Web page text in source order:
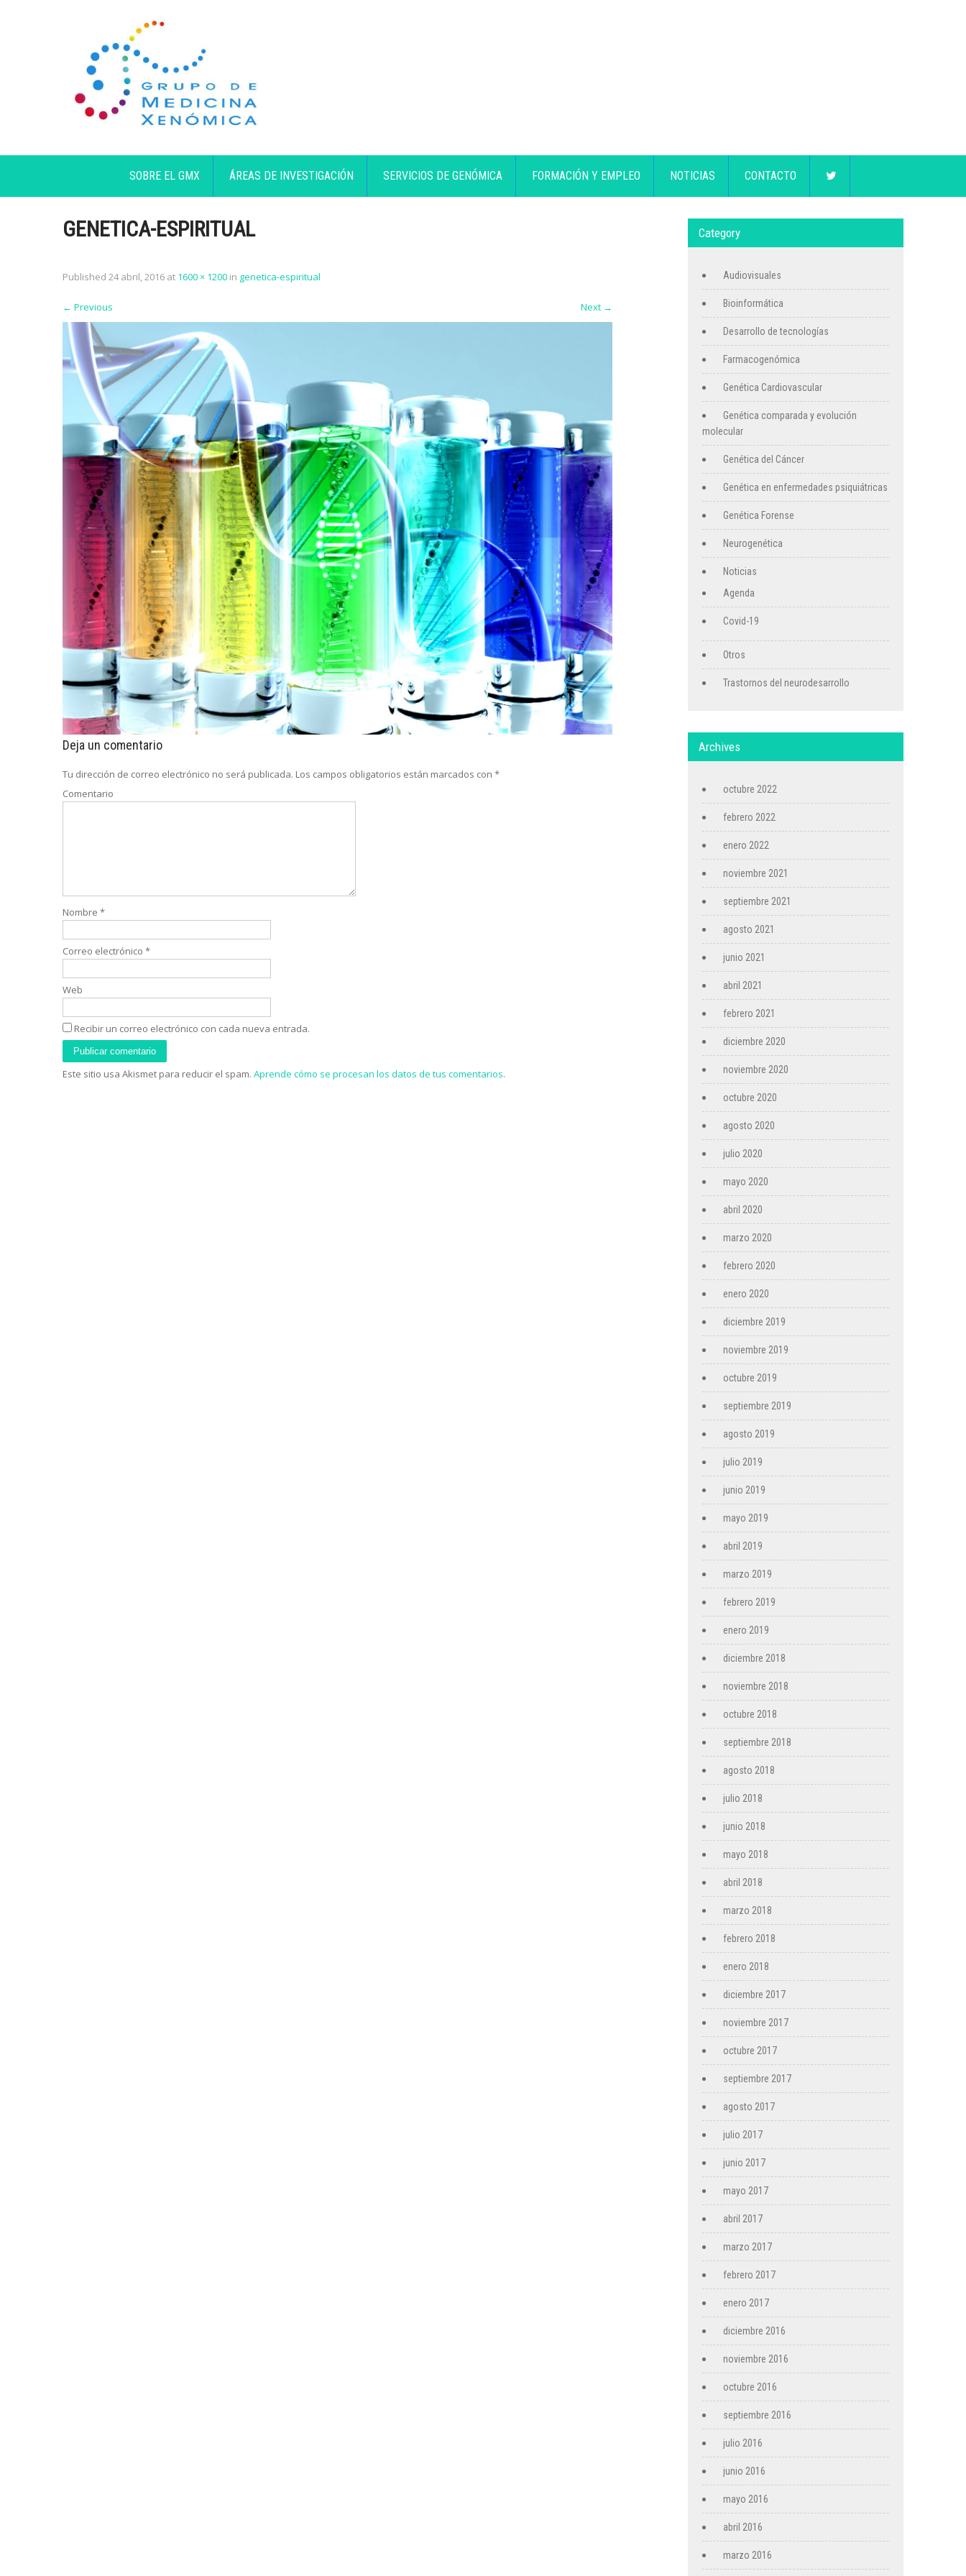
SOBRE EL GMX ÁREAS DE INVESTIGACIÓN SERVICIOS DE GENÓMICA FORMACIÓN Y EMPLEO NOTICIAS CONTACTO
GENETICA-ESPIRITUAL
Published 24 abril, 2016 at 1600 × 1200 in genetica-espiritual
← Previous Next →
Deja un comentario
Tu dirección de correo electrónico no será publicada. Los campos obligatorios están marcados con *
Comentario
Nombre *
Correo electrónico *
Web
Recibir un correo electrónico con cada nueva entrada.
Este sitio usa Akismet para reducir el spam. Aprende cómo se procesan los datos de tus comentarios.
Category
Audiovisuales
Bioinformática
Desarrollo de tecnologías
Farmacogenómica
Genética Cardiovascular
Genética comparada y evolución
molecular
Genética del Cáncer
Genética en enfermedades psiquiátricas
Genética Forense
Neurogenética
Noticias
Agenda
Covid-19
Otros
Trastornos del neurodesarrollo
Archives
octubre 2022
febrero 2022
enero 2022
noviembre 2021
septiembre 2021
agosto 2021
junio 2021
abril 2021
febrero 2021
diciembre 2020
noviembre 2020
octubre 2020
agosto 2020
julio 2020
mayo 2020
abril 2020
marzo 2020
febrero 2020
enero 2020
diciembre 2019
noviembre 2019
octubre 2019
septiembre 2019
agosto 2019
julio 2019
junio 2019
mayo 2019
abril 2019
marzo 2019
febrero 2019
enero 2019
diciembre 2018
noviembre 2018
octubre 2018
septiembre 2018
agosto 2018
julio 2018
junio 2018
mayo 2018
abril 2018
marzo 2018
febrero 2018
enero 2018
diciembre 2017
noviembre 2017
octubre 2017
septiembre 2017
agosto 2017
julio 2017
junio 2017
mayo 2017
abril 2017
marzo 2017
febrero 2017
enero 2017
diciembre 2016
noviembre 2016
octubre 2016
septiembre 2016
julio 2016
junio 2016
mayo 2016
abril 2016
marzo 2016